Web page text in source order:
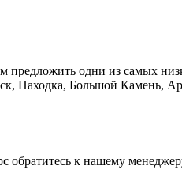
предложить одни из самых
Находка, Большой Камень,
обратитесь к нашему